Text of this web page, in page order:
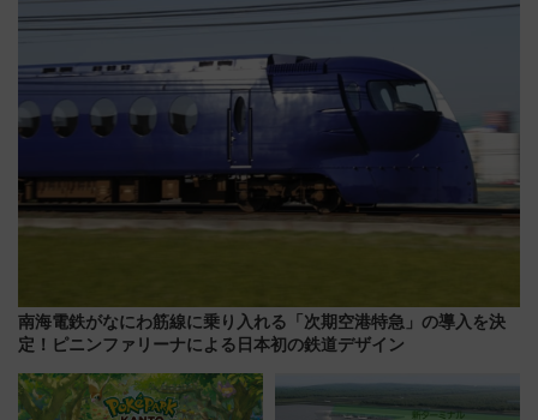
通り」も一新
南海電鉄がなにわ筋線に乗り入れる「次期空港特急」の導入を決
定！ピニンファリーナによる日本初の鉄道デザイン